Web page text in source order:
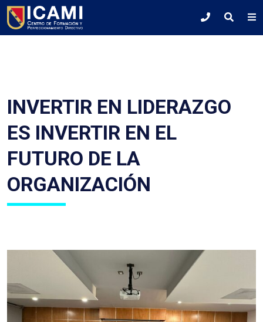
INVERTIR EN LIDERAZGO
ES INVERTIR EN EL
FUTURO DE LA
ORGANIZACIÓN